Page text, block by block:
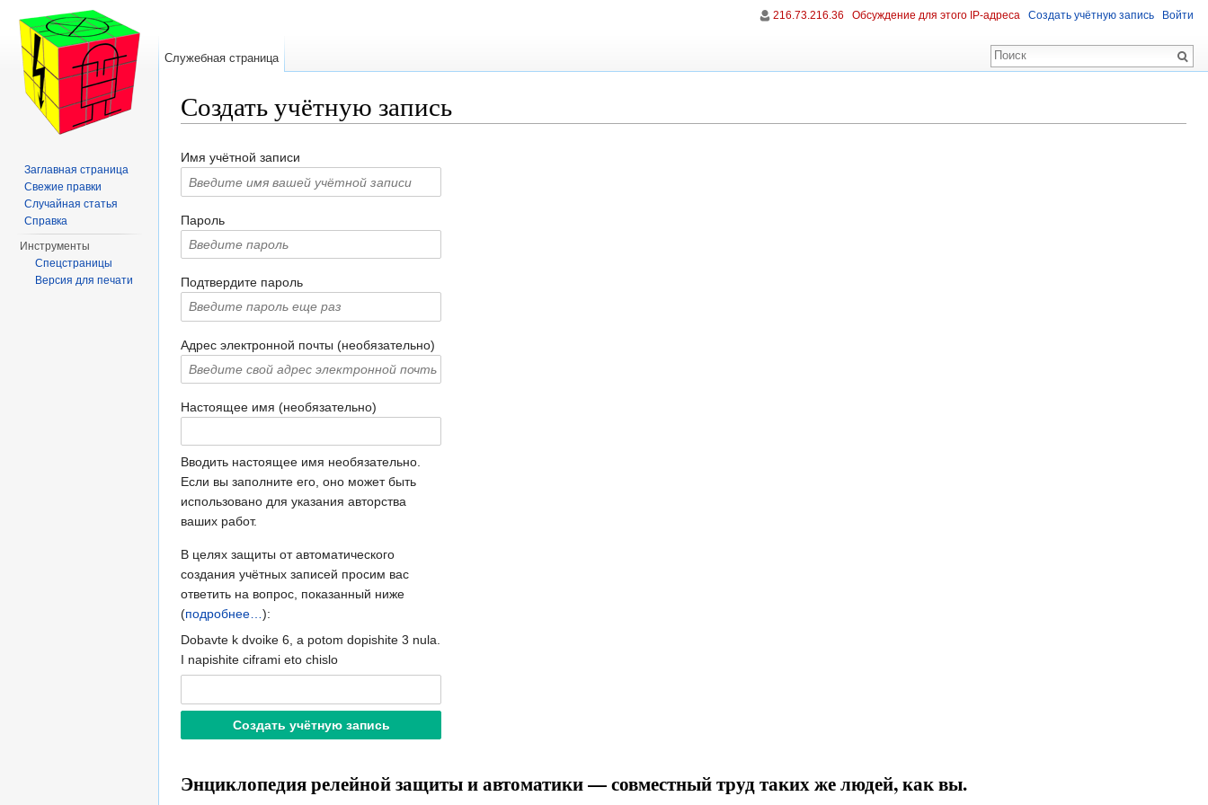
Создать учётную запись
Имя учётной записи
Пароль
Подтвердите пароль
Адрес электронной почты (необязательно)
Настоящее имя (необязательно)
Вводить настоящее имя необязательно.
Если вы заполните его, оно может быть
использовано для указания авторства
ваших работ.
В целях защиты от автоматического
создания учётных записей просим вас
ответить на вопрос, показанный ниже
(подробнее…):
Dobavte k dvoike 6, a potom dopishite 3 nula.
I napishite ciframi eto chislo
Энциклопедия релейной защиты и автоматики — совместный труд таких же людей, как вы.
216.73.216.36 Обсуждение для этого IP-адреса Создать учётную запись Войти
Служебная страница
Заглавная страница
Свежие правки
Случайная статья
Справка
Инструменты
Спецстраницы
Версия для печати